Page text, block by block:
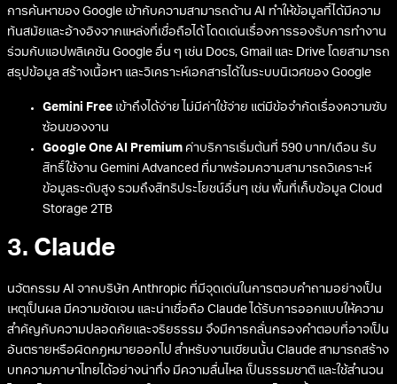
การค้นหาของ Google เข้ากับความสามารถด้าน AI ทำให้ข้อมูลที่ได้มีความ
ทันสมัยและอ้างอิงจากแหล่งที่เชื่อถือได้ โดดเด่นเรื่องการรองรับการทำงาน
ร่วมกับแอปพลิเคชัน Google อื่น ๆ เช่น Docs, Gmail และ Drive โดยสามารถ
สรุปข้อมูล สร้างเนื้อหา และวิเคราะห์เอกสารได้ในระบบนิเวศของ Google
Gemini Free เข้าถึงได้ง่าย ไม่มีค่าใช้จ่าย แต่มีข้อจำกัดเรื่องความซับ
ซ้อนของงาน
Google One AI Premium ค่าบริการเริ่มต้นที่ 590 บาท/เดือน รับ
สิทธิ์ใช้งาน Gemini Advanced ที่มาพร้อมความสามารถวิเคราะห์
ข้อมูลระดับสูง รวมถึงสิทธิประโยชน์อื่นๆ เช่น พื้นที่เก็บข้อมูล Cloud
Storage 2TB
3. Claude
นวัตกรรม AI จากบริษัท Anthropic ที่มีจุดเด่นในการตอบคำถามอย่างเป็น
เหตุเป็นผล มีความชัดเจน และน่าเชื่อถือ Claude ได้รับการออกแบบให้ความ
สำคัญกับความปลอดภัยและจริยธรรม จึงมีการกลั่นกรองคำตอบที่อาจเป็น
อันตรายหรือผิดกฎหมายออกไป สำหรับงานเขียนนั้น Claude สามารถสร้าง
บทความภาษาไทยได้อย่างน่าทึ่ง มีความลื่นไหล เป็นธรรมชาติ และใช้สำนวน